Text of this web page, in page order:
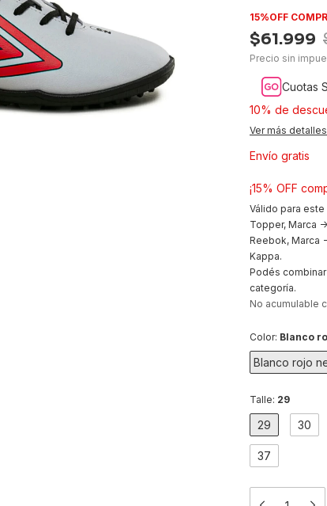
15%OFF
$61.999
Precio sin
Cuotas
10% de
Ver más detalles
Envío gratis
¡15% OFF
Válido para
Topper, Marca -
Reebok, Marca -
Kappa.
Podés
categoría.
No acumulable
Color: Blanco
Blanco rojo
Talle: 29
29 30
37